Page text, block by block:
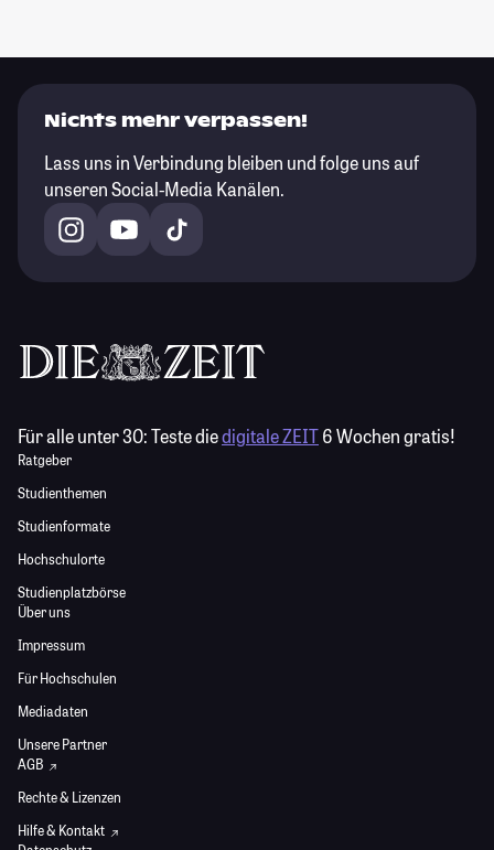
Nichts mehr verpassen!
Lass uns in Verbindung bleiben und folge uns auf
unseren Social-Media Kanälen.
Für alle unter 30:Teste diedigitale ZEIT6 Wochen gratis!
Ratgeber
Studienthemen
Studienformate
Hochschulorte
Studienplatzbörse
Über uns
Impressum
Für Hochschulen
Mediadaten
Unsere Partner
AGB
Rechte & Lizenzen
Hilfe & Kontakt